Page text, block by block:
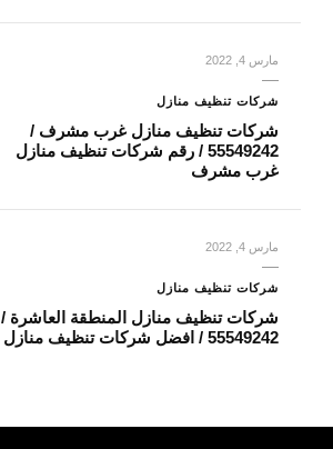
مارس 4, 2022
شركات تنظيف منازل
شركات تنظيف منازل غرب مشرف /
55549242 / رقم شركات تنظيف منازل
غرب مشرف
مارس 4, 2022
شركات تنظيف منازل
شركات تنظيف منازل المنطقة العاشرة /
55549242 / افضل شركات تنظيف منازل